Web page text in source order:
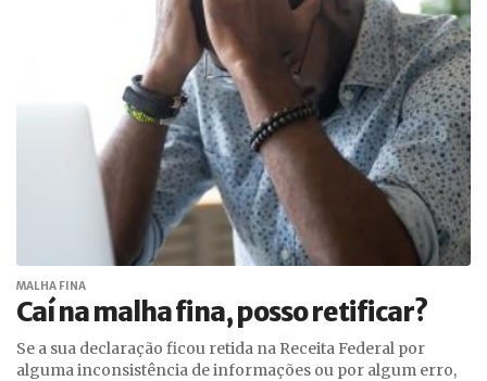
MALHA FINA
Caí na malha fina, posso retificar?
Se a sua declaração ficou retida na Receita Federal por
alguma inconsistência de informações ou por algum erro,